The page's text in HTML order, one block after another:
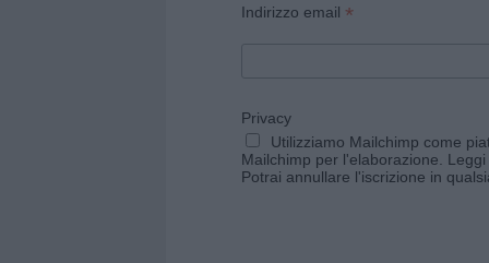
Indirizzo email *
Privacy
Utilizziamo Mailchimp come
Mailchimp per l'elaborazione.
Potrai annullare l'iscrizione in